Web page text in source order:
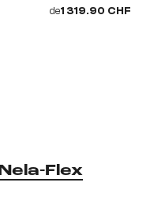
Nela-Flex
de1 319.90 CHF